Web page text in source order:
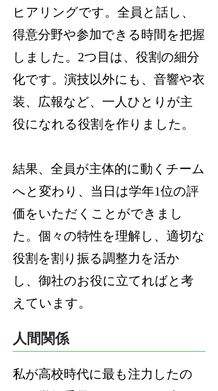
ヒアリングです。全員と話し、
得意分野や参加できる時間を把握
しました。2つ目は、役割の細分
化です。演技以外にも、音響や衣
装、広報など、一人ひとりが主
役になれる役割を作りました。
結果、全員が主体的に動くチーム
へと変わり、当日は学年1位の評
価をいただくことができまし
た。個々の特性を理解し、適切な
役割を割り振る調整力を活か
し、御社のお役に立てればと考
えています。
人間関係
私が高校時代に最も注力したの